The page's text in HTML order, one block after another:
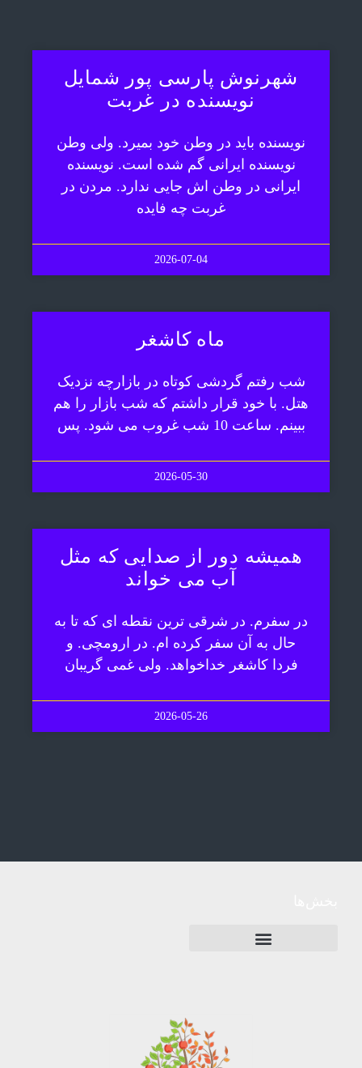
شهرنوش پارسی پور شمایل
نویسنده در غربت
نویسنده باید در وطن خود بمیرد. ولی وطن
نویسنده ایرانی گم شده است. نویسنده
ایرانی در وطن اش جایی ندارد. مردن در
غربت چه فایده
2026-07-04
ماه کاشغر
شب رفتم گردشی کوتاه در بازارچه نزدیک
هتل. با خود قرار داشتم که شب بازار را هم
ببینم. ساعت 10 شب غروب می شود. پس
2026-05-30
همیشه دور از صدایی که مثل
آب می خواند
در سفرم. در شرقی ترین نقطه ای که تا به
حال به آن سفر کرده ام. در ارومچی. و
فردا کاشغر خداخواهد. ولی غمی گریبان
2026-05-26